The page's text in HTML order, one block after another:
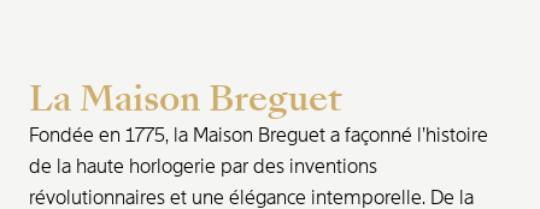
La Maison Breguet
Fondée en 1775, la Maison Breguet a façonné l’histoire
de la haute horlogerie par des inventions
révolutionnaires et une élégance intemporelle. De la